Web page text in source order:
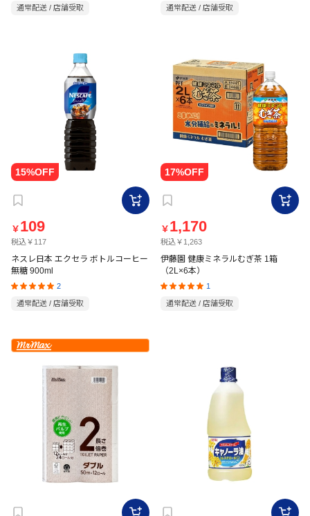
通常配送 / 店舗受取 通常配送 / 店舗受取
￥ 109
税込￥117
ネスレ日本 エクセラ ボトルコーヒー
無糖 900ml
2
通常配送 / 店舗受取
￥ 1,170
税込￥1,263
伊藤園 健康ミネラルむぎ茶 1箱
（2L×6本）
1
通常配送 / 店舗受取